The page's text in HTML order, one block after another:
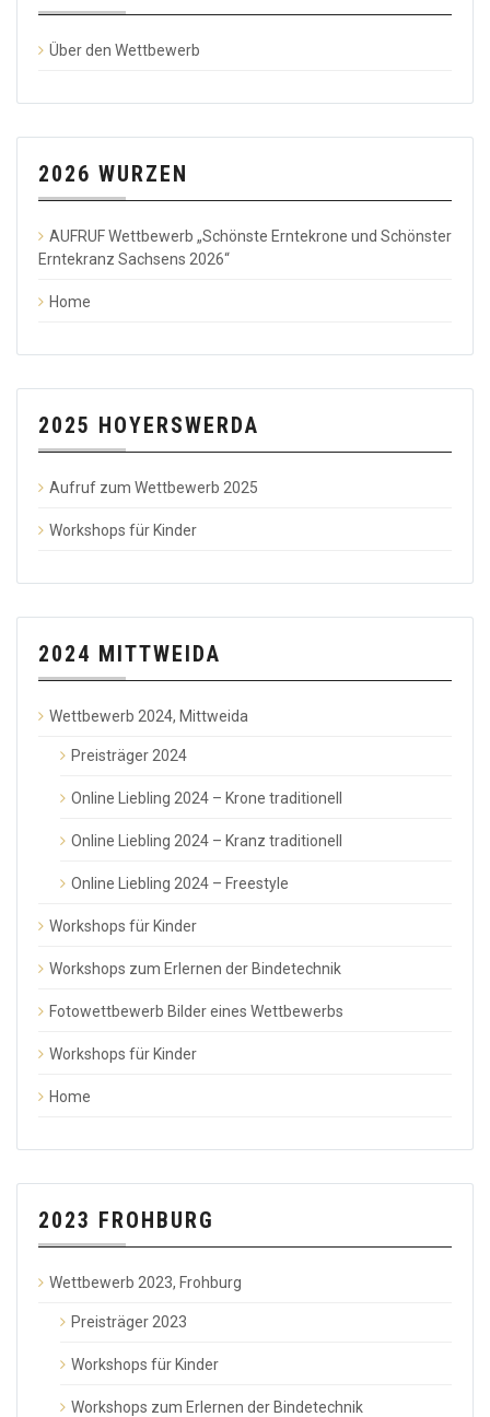
Über den Wettbewerb
2026 WURZEN
AUFRUF Wettbewerb „Schönste Erntekrone und Schönster
Erntekranz Sachsens 2026“
Home
2025 HOYERSWERDA
Aufruf zum Wettbewerb 2025
Workshops für Kinder
2024 MITTWEIDA
Wettbewerb 2024, Mittweida
Preisträger 2024
Online Liebling 2024 – Krone traditionell
Online Liebling 2024 – Kranz traditionell
Online Liebling 2024 – Freestyle
Workshops für Kinder
Workshops zum Erlernen der Bindetechnik
Fotowettbewerb Bilder eines Wettbewerbs
Workshops für Kinder
Home
2023 FROHBURG
Wettbewerb 2023, Frohburg
Preisträger 2023
Workshops für Kinder
Workshops zum Erlernen der Bindetechnik